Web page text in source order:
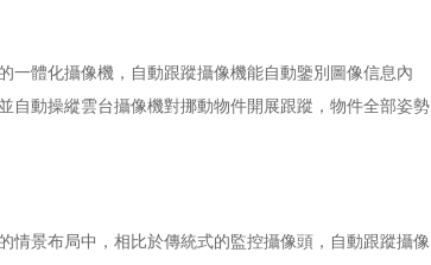
一體化攝像機，自動跟蹤攝像機能自動鑒別圖像信息內
自動操縱雲台攝像機對挪動物件開展跟蹤，物件全部姿勢
情景布局中，相比於傳統式的監控攝像頭，自動跟蹤攝像